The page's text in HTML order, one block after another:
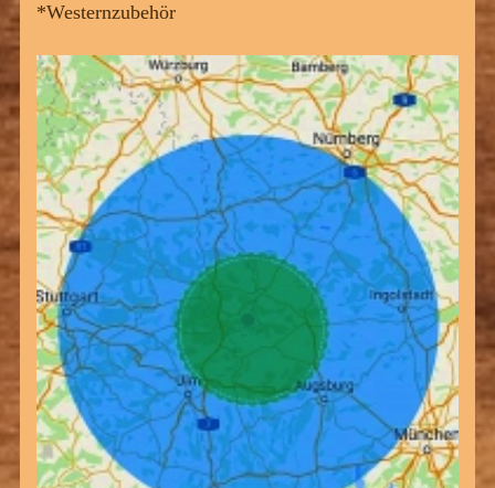
*Westernzubehör